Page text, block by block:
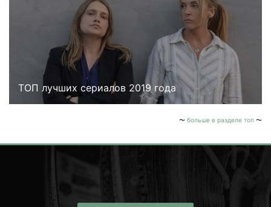
ТОП лучших сериалов 2019 года
больше в разделе топ